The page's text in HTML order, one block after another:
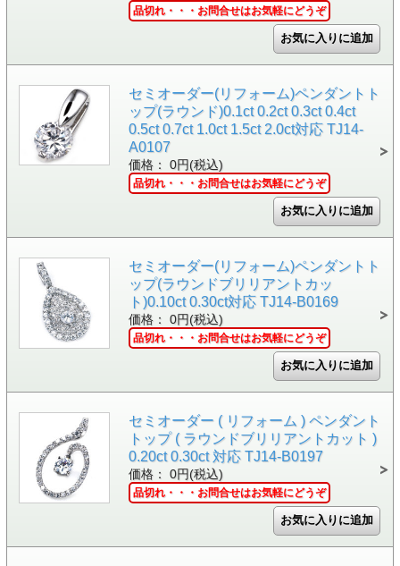
品切れ・・・お問合せはお気軽にどうぞ
セミオーダー(リフォーム)ペンダントト
ップ(ラウンド)0.1ct 0.2ct 0.3ct 0.4ct
0.5ct 0.7ct 1.0ct 1.5ct 2.0ct対応 TJ14-
A0107
価格： 0円(税込)
品切れ・・・お問合せはお気軽にどうぞ
セミオーダー(リフォーム)ペンダントト
ップ(ラウンドブリリアントカッ
ト)0.10ct 0.30ct対応 TJ14-B0169
価格： 0円(税込)
品切れ・・・お問合せはお気軽にどうぞ
セミオーダー ( リフォーム ) ペンダント
トップ ( ラウンドブリリアントカット )
0.20ct 0.30ct 対応 TJ14-B0197
価格： 0円(税込)
品切れ・・・お問合せはお気軽にどうぞ